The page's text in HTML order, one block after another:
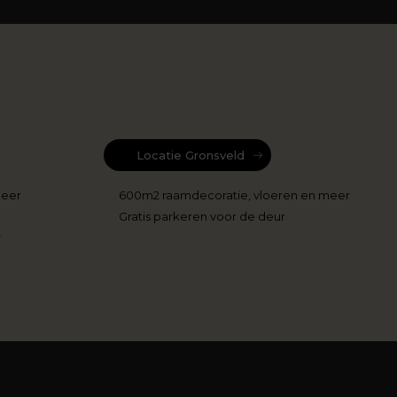
Locatie Gronsveld
600m2 raamdecoratie, vloeren en meer
Gratis parkeren voor de deur